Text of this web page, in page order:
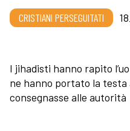
CRISTIANI PERSEGUITATI
I jihadisti hanno rapito
ne hanno portato la testa
consegnasse alle autorità